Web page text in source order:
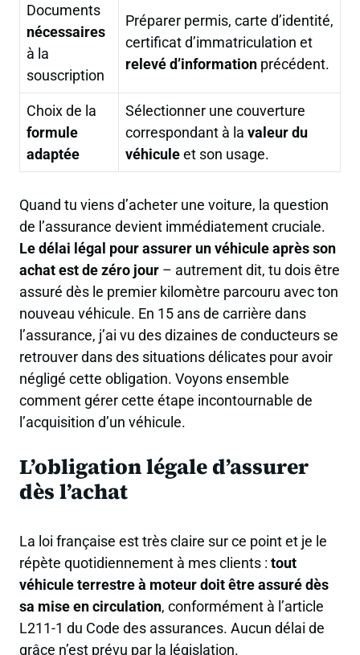
Documents
nécessaires
à la
souscription
Préparer permis, carte d’identité,
certificat d’immatriculation et
relevé d’information précédent.
Choix de la
formule
adaptée
Sélectionner une couverture
correspondant à la valeur du
véhiculeet son usage.
Quand tu viens d’acheter une voiture, la question
de l’assurance devient immédiatement cruciale.
Le délai légal pour assurer un véhicule après son
achat est de zéro jour – autrement dit, tu dois être
assuré dès le premier kilomètre parcouru avec ton
nouveau véhicule. En 15 ans de carrière dans
l’assurance, j’ai vu des dizaines de conducteurs se
retrouver dans des situations délicates pour avoir
négligé cette obligation. Voyons ensemble
comment gérer cette étape incontournable de
l’acquisition d’un véhicule.
L’obligation légale d’assurer
dès l’achat
La loi française est très claire sur ce point et je le
répète quotidiennement à mes clients : tout
véhicule terrestre à moteur doit être assuré dès
sa mise en circulation, conformément à l’article
L211-1 du Code des assurances. Aucun délai de
grâce n’est prévu par la législation.